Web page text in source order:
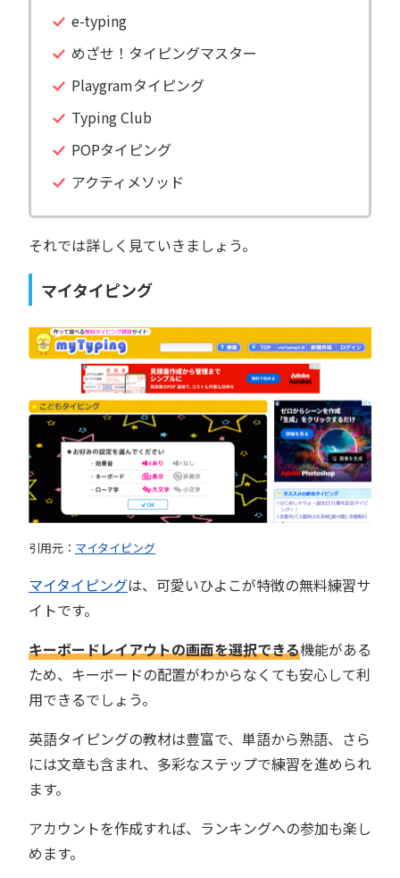
e-typing
めざせ！タイピングマスター
Playgramタイピング
Typing Club
POPタイピング
アクティメソッド
それでは詳しく見ていきましょう。
マイタイピング
引用元： マイタイピング
マイタイピングは、可愛いひよこが特徴の無料練習サ
イトです。
キーボードレイアウトの画面を選択できる機能がある
ため、キーボードの配置がわからなくても安心して利
用できるでしょう。
英語タイピングの教材は豊富で、単語から熟語、さら
には文章も含まれ、多彩なステップで練習を進められ
ます。
アカウントを作成すれば、ランキングへの参加も楽し
めます。